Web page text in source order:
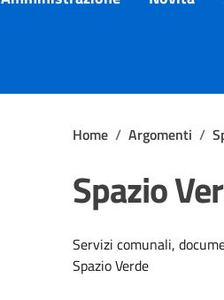
Home / Argomenti /
Spazio
Dettagli
Servizi comunali,
Spazio Verde